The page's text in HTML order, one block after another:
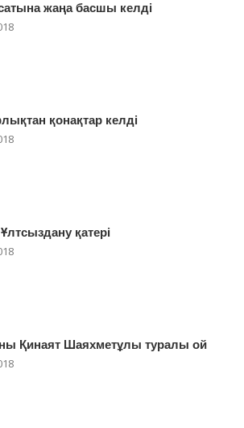
жаңа басшы келді
қонақтар келді
қатері
Қинаят Шаяхметұлы туралы ой